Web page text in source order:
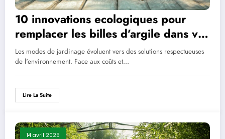
10 innovations ecologiques pour
remplacer les billes d’argile dans vos
pots
Les modes de jardinage évoluent vers des solutions respectueuses
de l'environnement. Face aux coûts et…
Lire La Suite
14 avril 2025